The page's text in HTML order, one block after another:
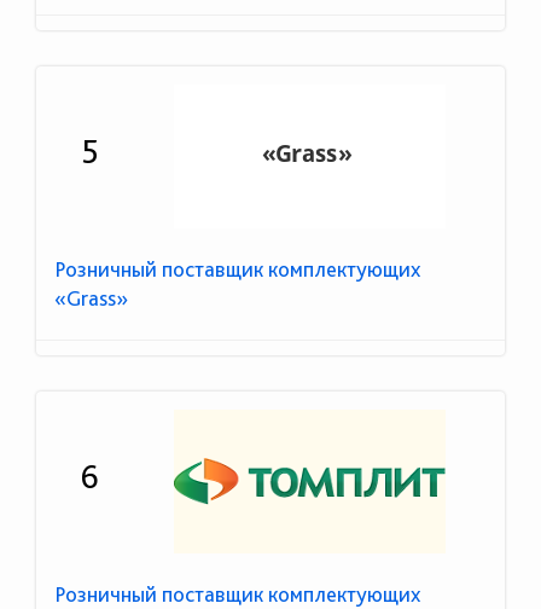
5
Розничный поставщик комплектующих
«Grass»
6
Розничный поставщик комплектующих